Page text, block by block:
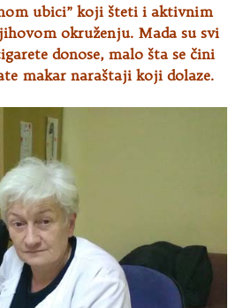
ubici” koji šteti i aktivnim
okruženju. Mada su svi
donose, malo šta se čini
makar naraštaji koji dolaze.